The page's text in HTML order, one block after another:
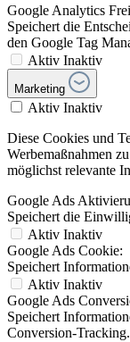
Google Analytics
Speichert die
den Google Tag
Aktiv Inaktiv
Marketing
Aktiv Inaktiv
Diese Cookies und
Werbemaßnahmen
möglichst relevante
Google Ads
Speichert die
Aktiv Inaktiv
Google Ads Cookie:
Speichert
Aktiv Inaktiv
Google Ads
Speichert
Conversion-Tracking.